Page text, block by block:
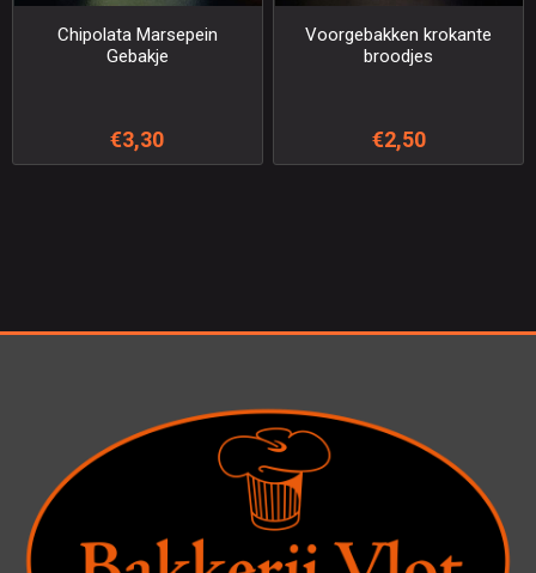
Chipolata Marsepein
Gebakje
€3,30
Voorgebakken krokante
broodjes
€2,50